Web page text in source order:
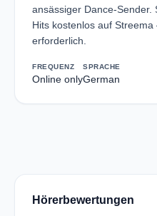
ansässiger Dance-Sender.
Hits kostenlos auf
erforderlich.
FREQUENZ
Online only
SPRACHE
German
Hörerbewertungen